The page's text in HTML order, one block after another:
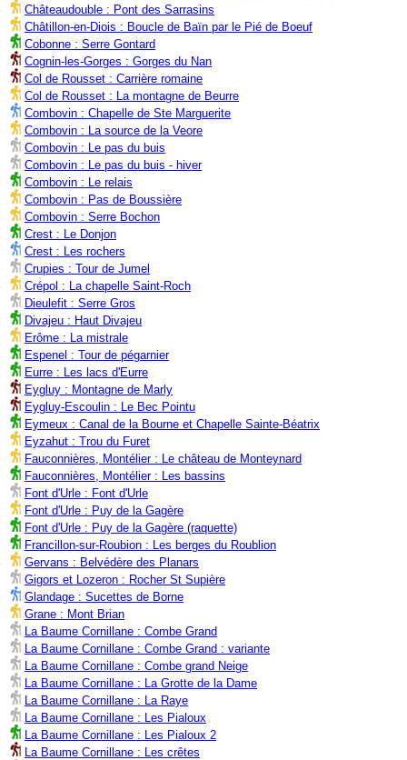
Châteaudouble : Pont des Sarrasins
Châtillon-en-Diois : Boucle de Baïn par le Pié de Boeuf
Cobonne : Serre Gontard
Cognin-les-Gorges : Gorges du Nan
Col de Rousset : Carrière romaine
Col de Rousset : La montagne de Beurre
Combovin : Chapelle de Ste Marguerite
Combovin : La source de la Veore
Combovin : Le pas du buis
Combovin : Le pas du buis - hiver
Combovin : Le relais
Combovin : Pas de Boussière
Combovin : Serre Bochon
Crest : Le Donjon
Crest : Les rochers
Crupies : Tour de Jumel
Crépol : La chapelle Saint-Roch
Dieulefit : Serre Gros
Divajeu : Haut Divajeu
Erôme : La mistrale
Espenel : Tour de pégarnier
Eurre : Les lacs d'Eurre
Eygluy : Montagne de Marly
Eygluy-Escoulin : Le Bec Pointu
Eymeux : Canal de la Bourne et Chapelle Sainte-Béatrix
Eyzahut : Trou du Furet
Fauconnières, Montélier : Le château de Monteynard
Fauconnières, Montélier : Les bassins
Font d'Urle : Font d'Urle
Font d'Urle : Puy de la Gagère
Font d'Urle : Puy de la Gagère (raquette)
Francillon-sur-Roubion : Les berges du Roublion
Gervans : Belvédère des Planars
Gigors et Lozeron : Rocher St Supière
Glandage : Sucettes de Borne
Grane : Mont Brian
La Baume Cornillane : Combe Grand
La Baume Cornillane : Combe Grand : variante
La Baume Cornillane : Combe grand Neige
La Baume Cornillane : La Grotte de la Dame
La Baume Cornillane : La Raye
La Baume Cornillane : Les Pialoux
La Baume Cornillane : Les Pialoux 2
La Baume Cornillane : Les crêtes